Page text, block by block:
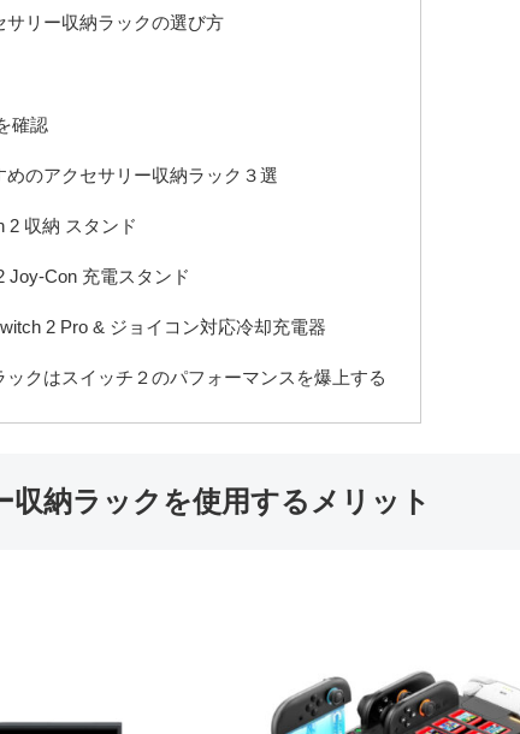
サリー収納ラックの選び方
確認
めのアクセサリー収納ラック３選
2 収納 スタンド
Joy-Con 充電スタンド
2 Pro & ジョイコン対応冷却充電器
ックはスイッチ２のパフォーマンスを爆上する
納ラックを使用するメリット